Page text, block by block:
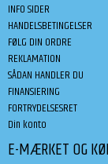
INFO SIDER
HANDELSBETINGELSER
FØLG DIN ORDRE
REKLAMATION
SÅDAN HANDLER DU
FINANSIERING
FORTRYDELSESRET
Din konto
E-MÆRKET OG